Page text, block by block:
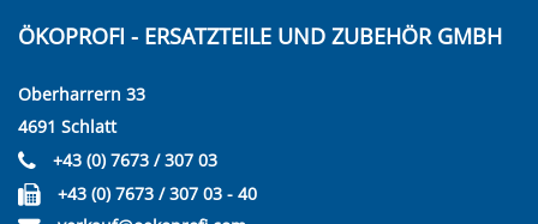
ÖKOPROFI - ERSATZTEILE UND ZUBEHÖR GMBH
Oberharrern 33
4691 Schlatt
+43 (0) 7673 / 307 03
+43 (0) 7673 / 307 03 - 40